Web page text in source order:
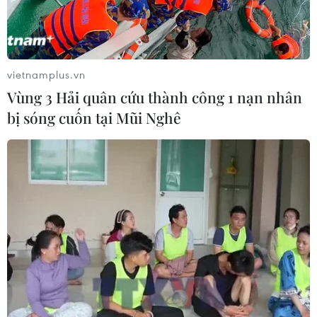
Các nước ASEAN đối mặt nhiều thách
thức do biến đổi khí hậu
05/11/2021 07:23
Theo chỉ số rủi ro toàn cầu, ba nước ASEAN nằm trong
số những nước đối mặt với nguy cơ cao nhất trong giai
đoạn 2000-2019 là Myanmar (xếp thứ 2), Philippines
(thứ 4) và Thái Lan (thứ 9).
vietnamplus.vn
Vùng 3 Hải quân cứu thành công 1 nạn nhân
bị sóng cuốn tại Mũi Nghê